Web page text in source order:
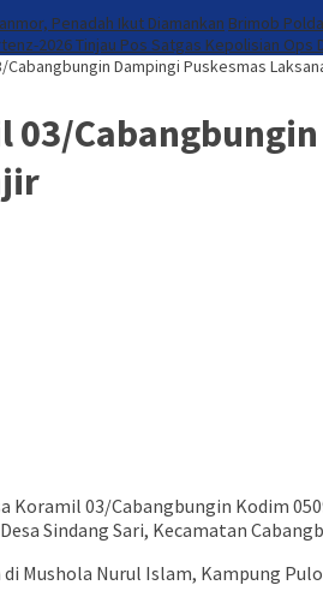
Penadah Ikut Diamankan Brimob
2026 Tinjau Pos Satgas Kepolisian
Cabangbungin Dampingi Puskesmas
03/
Koramil 03/Cabangbungin Kodim
Sindang Sari, Kecamatan
Mushola Nurul Islam, Kampung